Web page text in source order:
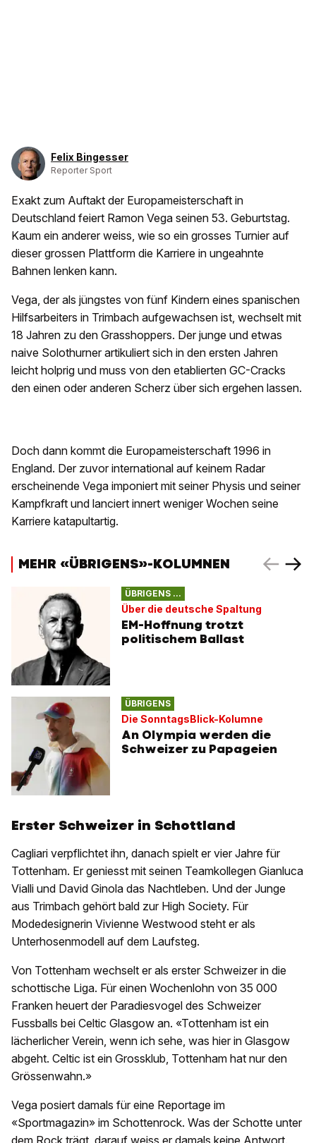
Felix Bingesser
Reporter Sport
Exakt zum Auftakt der Europameisterschaft in
Deutschland feiert Ramon Vega seinen 53. Geburtstag.
Kaum ein anderer weiss, wie so ein grosses Turnier auf
dieser grossen Plattform die Karriere in ungeahnte
Bahnen lenken kann.
Vega, der als jüngstes von fünf Kindern eines spanischen
Hilfsarbeiters in Trimbach aufgewachsen ist, wechselt mit
18 Jahren zu den Grasshoppers. Der junge und etwas
naive Solothurner artikuliert sich in den ersten Jahren
leicht holprig und muss von den etablierten GC-Cracks
den einen oder anderen Scherz über sich ergehen lassen.
Doch dann kommt die Europameisterschaft 1996 in
England. Der zuvor international auf keinem Radar
erscheinende Vega imponiert mit seiner Physis und seiner
Kampfkraft und lanciert innert weniger Wochen seine
Karriere katapultartig.
MEHR «ÜBRIGENS»-KOLUMNEN
ÜBRIGENS ...
Über die deutsche Spaltung
EM-Hoffnung trotzt
politischem Ballast
ÜBRIGENS
Die SonntagsBlick-Kolumne
An Olympia werden die
Schweizer zu Papageien
Erster Schweizer in Schottland
Cagliari verpflichtet ihn, danach spielt er vier Jahre für
Tottenham. Er geniesst mit seinen Teamkollegen Gianluca
Vialli und David Ginola das Nachtleben. Und der Junge
aus Trimbach gehört bald zur High Society. Für
Modedesignerin Vivienne Westwood steht er als
Unterhosenmodell auf dem Laufsteg.
Von Tottenham wechselt er als erster Schweizer in die
schottische Liga. Für einen Wochenlohn von 35 000
Franken heuert der Paradiesvogel des Schweizer
Fussballs bei Celtic Glasgow an. «Tottenham ist ein
lächerlicher Verein, wenn ich sehe, was hier in Glasgow
abgeht. Celtic ist ein Grossklub, Tottenham hat nur den
Grössenwahn.»
Vega posiert damals für eine Reportage im
«Sportmagazin» im Schottenrock. Was der Schotte unter